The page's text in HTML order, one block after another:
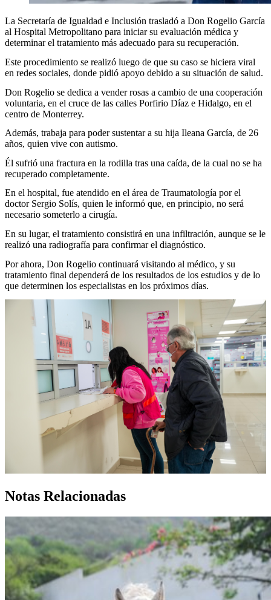
La Secretaría de Igualdad e Inclusión trasladó a Don Rogelio García
al Hospital Metropolitano para iniciar su evaluación médica y
determinar el tratamiento más adecuado para su recuperación.
Este procedimiento se realizó luego de que su caso se hiciera viral
en redes sociales, donde pidió apoyo debido a su situación de salud.
Don Rogelio se dedica a vender rosas a cambio de una cooperación
voluntaria, en el cruce de las calles Porfirio Díaz e Hidalgo, en el
centro de Monterrey.
Además, trabaja para poder sustentar a su hija Ileana García, de 26
años, quien vive con autismo.
Él sufrió una fractura en la rodilla tras una caída, de la cual no se ha
recuperado completamente.
En el hospital, fue atendido en el área de Traumatología por el
doctor Sergio Solís, quien le informó que, en principio, no será
necesario someterlo a cirugía.
En su lugar, el tratamiento consistirá en una infiltración, aunque se le
realizó una radiografía para confirmar el diagnóstico.
Por ahora, Don Rogelio continuará visitando al médico, y su
tratamiento final dependerá de los resultados de los estudios y de lo
que determinen los especialistas en los próximos días.
Notas Relacionadas